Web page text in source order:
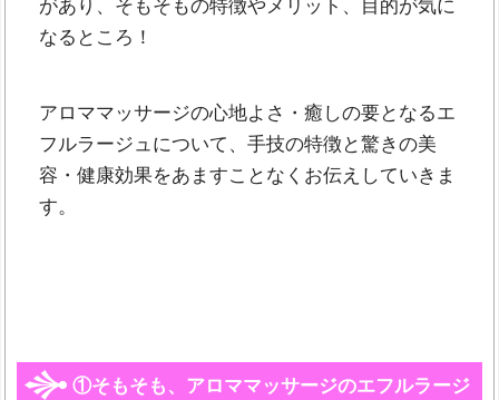
があり、そもそもの特徴やメリット、目的が気に
なるところ！
アロママッサージの心地よさ・癒しの要となるエ
フルラージュについて、手技の特徴と驚きの美
容・健康効果をあますことなくお伝えしていきま
す。
①そもそも、アロママッサージのエフルラージ